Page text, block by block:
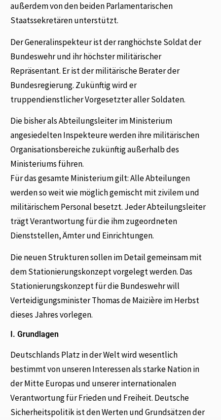
außerdem von den beiden Parlamentarischen
Staatssekretären unterstützt.
Der Generalinspekteur ist der ranghöchste Soldat der
Bundeswehr und ihr höchster militärischer
Repräsentant. Er ist der militärische Berater der
Bundesregierung. Zukünftig wird er
truppendienstlicher Vorgesetzter aller Soldaten.
Die bisher als Abteilungsleiter im Ministerium
angesiedelten Inspekteure werden ihre militärischen
Organisationsbereiche zukünftig außerhalb des
Ministeriums führen.
Für das gesamte Ministerium gilt: Alle Abteilungen
werden so weit wie möglich gemischt mit zivilem und
militärischem Personal besetzt. Jeder Abteilungsleiter
trägt Verantwortung für die ihm zugeordneten
Dienststellen, Ämter und Einrichtungen.
Die neuen Strukturen sollen im Detail gemeinsam mit
dem Stationierungskonzept vorgelegt werden. Das
Stationierungskonzept für die Bundeswehr will
Verteidigungsminister Thomas de Maizière im Herbst
dieses Jahres vorlegen.
I. Grundlagen
Deutschlands Platz in der Welt wird wesentlich
bestimmt von unseren Interessen als starke Nation in
der Mitte Europas und unserer internationalen
Verantwortung für Frieden und Freiheit. Deutsche
Sicherheitspolitik ist den Werten und Grundsätzen der